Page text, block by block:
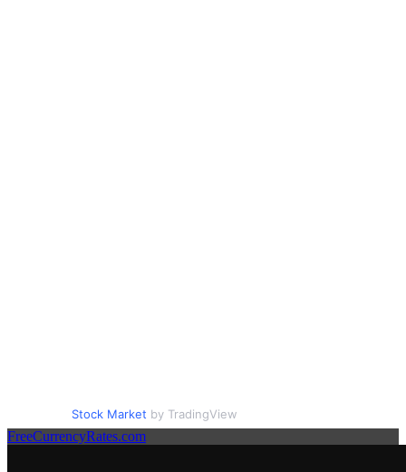
Stock Market by TradingView
FreeCurrencyRates.com